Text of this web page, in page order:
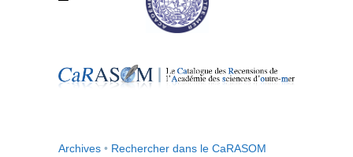
Archives • Rechercher dans le CaRASOM